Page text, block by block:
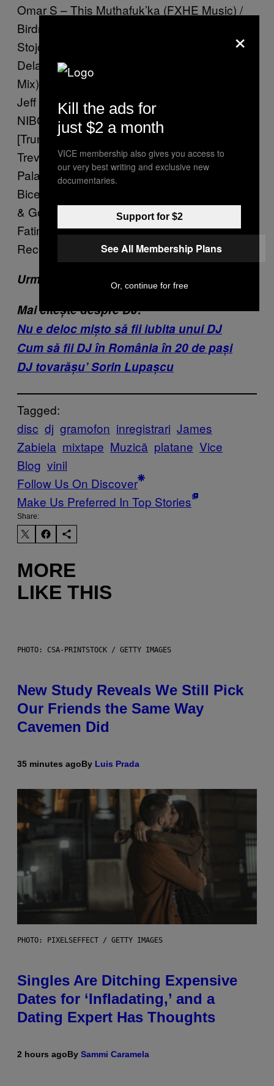
Omar S – This Muthafuk’ka (FXHE Music) /
Birdman – The Critic
Stojche – Codex 2 [DMK]
Delano Smith – A Tale of Two Cities (Efdemin
Mix)
Jeff Rushin – Infiltrate [ON Records]
NIBC – Love Lesson (Hans Berg Remix)
[Trunkfunk]
Trevino – Eclipse [Klockworks]
Palace – Codex [Hot Haus]
Bicep & Hammer – I Believe / Planets Come
& Go
Fatima Yamaha – What’s a Girl To Do [D1
Recordings]
Urmărește VICE pe Facebook
Mai citește despre DJ:
Nu e deloc mișto să fii iubita unui DJ
Cum să fii DJ în România în 20 de pași
DJ tovarășu’ Sorin Lupașcu
Tagged:
disc dj gramofon inregistrari James
Zabiela mixtape Muzică platane Vice
Blog vinil
Follow Us On Discover
Make Us Preferred In Top Stories
Share:
MORE
LIKE THIS
PHOTO: CSA-PRINTSTOCK / GETTY IMAGES
New Study Reveals We Still Pick
Our Friends the Same Way
Cavemen Did
35 minutes agoBy Luis Prada
PHOTO: PIXELSEFFECT / GETTY IMAGES
Singles Are Ditching Expensive
Dates for ‘Infladating,’ and a
Dating Expert Has Thoughts
2 hours agoBy Sammi Caramela
×
Kill the ads for
just $2 a month
VICE membership also gives you access to
our very best writing and exclusive new
documentaries.
Support for $2
See All Membership Plans
Or, continue for free